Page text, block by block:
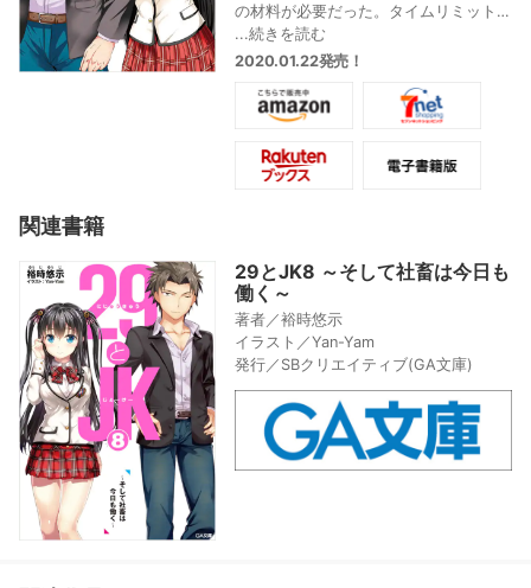
の材料が必要だった。タイムリミット
はわずか…果たして鋭二は、すべての真
実をあばくことができるのか!?
顧客情報漏洩疑惑。セクハラ問題。そ
して、槍羽鋭二と南里花恋の関係。す
べての決着をつけるときは、今。
“禁断の”年の差ラブコメ完全コミカライ
ズ、最終巻。
...続きを読む
2020.01.22発売！
関連書籍
29とJK8 ～そして社畜は今日も
働く～
著者／裕時悠示
イラスト／Yan-Yam
発行／SBクリエイティブ(GA文庫)